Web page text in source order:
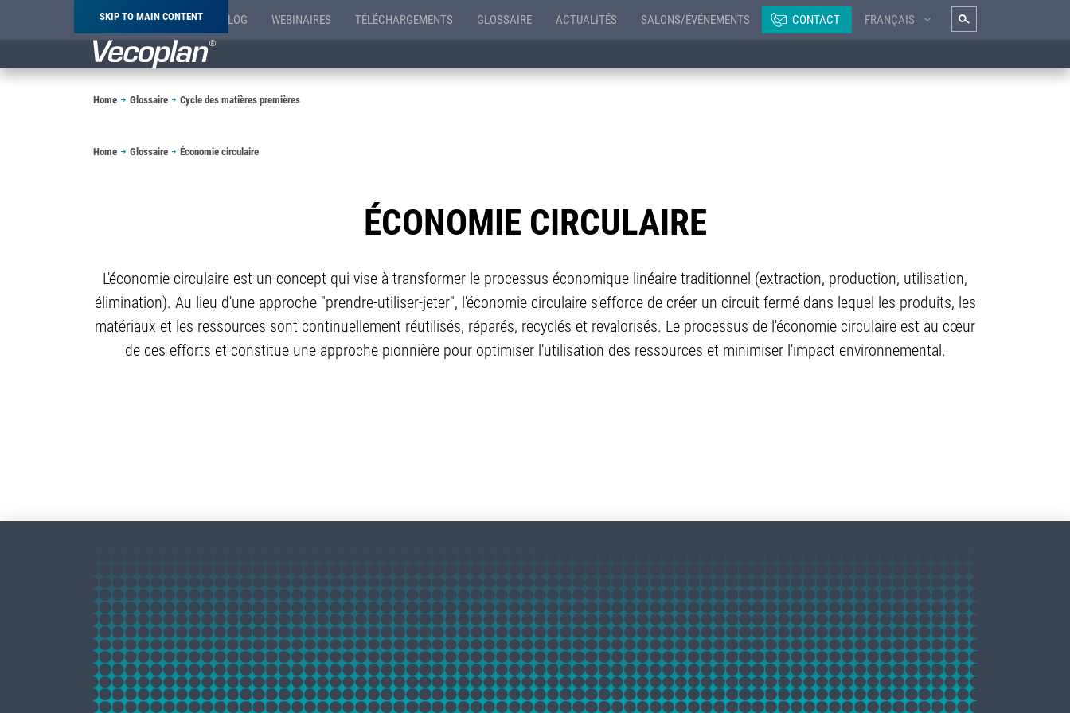
SKIP TO MAIN CONTENT BLOG WEBINAIRES TÉLÉCHARGEMENTS GLOSSAIRE ACTUALITÉS SALONS/ÉVÉNEMENTS CONTACT FRANÇAIS
Breadcrumb
Home Glossaire Cycle des matières premières
Breadcrumb
Home Glossaire Économie circulaire
ÉCONOMIE CIRCULAIRE
L'économie circulaire est un concept qui vise à transformer le processus économique linéaire traditionnel (extraction, production, utilisation,
élimination). Au lieu d'une approche "prendre-utiliser-jeter", l'économie circulaire s'efforce de créer un circuit fermé dans lequel les produits, les
matériaux et les ressources sont continuellement réutilisés, réparés, recyclés et revalorisés. Le processus de l'économie circulaire est au cœur
de ces efforts et constitue une approche pionnière pour optimiser l'utilisation des ressources et minimiser l'impact environnemental.